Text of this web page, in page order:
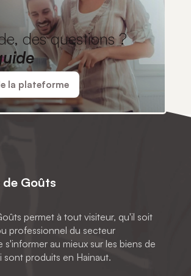
des questions ?
la plateforme
de Goûts
permet à tout visiteur, qu'il soit
professionnel du secteur
s'informer au mieux sur les biens de
produits en Hainaut.